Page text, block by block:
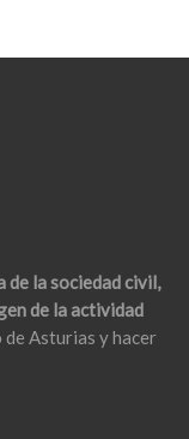
de la sociedad civil,
de la actividad
Asturias y hacer